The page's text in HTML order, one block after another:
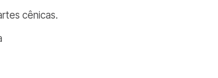
cênicas.